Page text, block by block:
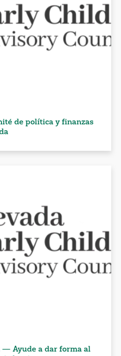
de política y finanzas
— Ayude a dar forma al